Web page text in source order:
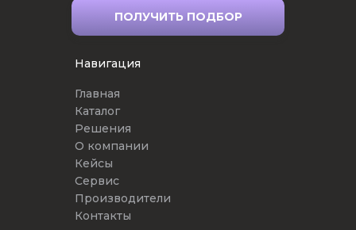
ПОЛУЧИТЬ ПОДБОР
Главная
Каталог
Решения
О компании
Кейсы
Сервис
Производители
Контакты
Навигация